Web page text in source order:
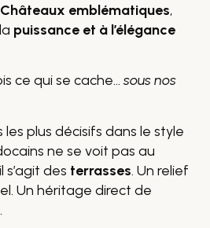
Châteaux emblématiques,
puissance et à l’élégance
ce qui se cache… sous nos
les plus décisifs dans le style
ne se voit pas au
s’agit des terrasses. Un relief
Un héritage direct de